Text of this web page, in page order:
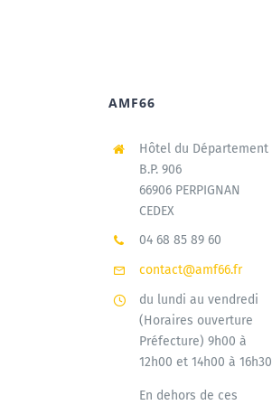
AMF66
Hôtel du Département
B.P. 906
66906 PERPIGNAN
CEDEX
04 68 85 89 60
contact@amf66.fr
du lundi au vendredi
(Horaires ouverture
Préfecture) 9h00 à
12h00 et 14h00 à 16h30
En dehors de ces